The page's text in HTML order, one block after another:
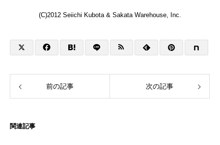
(C)2012 Seiichi Kubota & Sakata Warehouse, Inc.
前の記事 次の記事
関連記事